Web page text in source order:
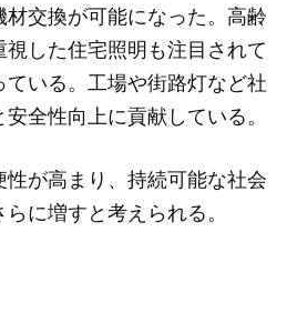
交換が可能になった。高齢
した住宅照明も注目されて
いる。工場や街路灯など社
全性向上に貢献している。
が高まり、持続可能な社会
に増すと考えられる。